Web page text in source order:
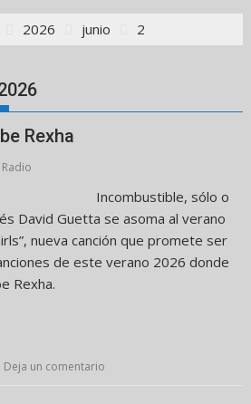
2026 junio 2
Rexha
Incombustible, sólo o
David Guetta se asoma al verano
nueva canción que promete ser
de este verano 2026 donde
Rexha.
Deja un comentario